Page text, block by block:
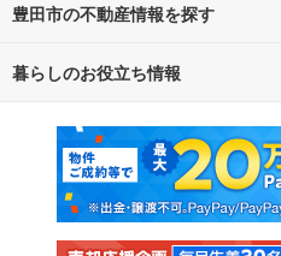
路線・駅から探す
通勤・通学時間から探す
豊田市の不動産情報を探す
不動産・住宅
新築マンション
新築一戸建て
暮らしのお役立ち情報
マンションカタログ